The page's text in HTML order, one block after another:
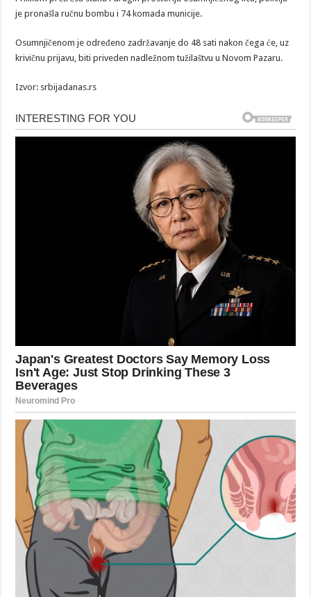
je pronašla ručnu bombu i 74 komada municije.
Osumnjičenom je određeno zadržavanje do 48 sati nakon čega će, uz
krivičnu prijavu, biti priveden nadležnom tužilaštvu u Novom Pazaru.
Izvor: srbijadanas.rs